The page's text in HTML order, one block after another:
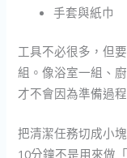
手套與紙巾
工具不必很多，但
組。像浴室一組、
才不會因為準備過
把清潔任務切成小塊
10分鐘不是用來做